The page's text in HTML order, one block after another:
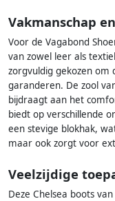
Vakmanschap
Voor de Vagabond
van zowel leer als
zorgvuldig gekozen
garanderen. De zool
bijdraagt aan het
biedt op verschillende
een stevige blokhak,
maar ook zorgt voor
Veelzijdige
Deze Chelsea boots